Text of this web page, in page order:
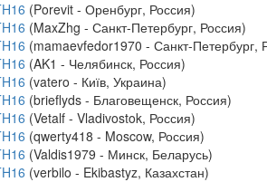
(Porevit - Оренбург, Россия)
(MaxZhg - Санкт-Петербург, Россия)
(mamaevfedor1970 - Санкт-Петербург,
(AK1 - Челябинск, Россия)
(vatero - Київ, Украина)
(brieflyds - Благовещенск, Россия)
(Vetalf - Vladivostok, Россия)
(qwerty418 - Moscow, Россия)
(Valdis1979 - Минск, Беларусь)
(verbilo - Ekibastyz, Казахстан)